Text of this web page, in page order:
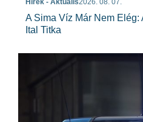
Hírek - Aktuális2026. 08. 07.
A Sima Víz Már Nem Elég:
Ital Titka